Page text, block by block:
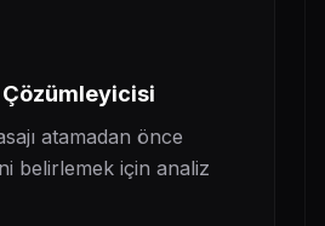
atamadan önce
belirlemek için analiz